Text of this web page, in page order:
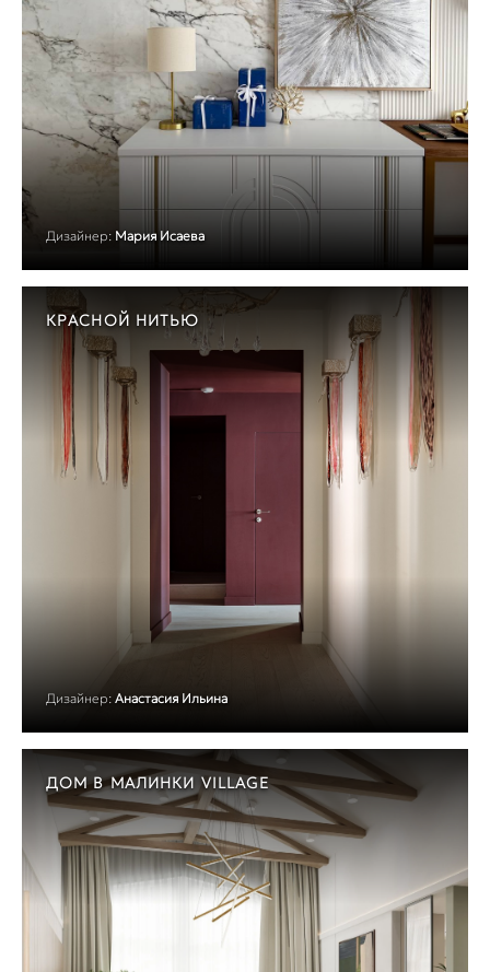
Дизайнер: Мария Исаева
КРАСНОЙ НИТЬЮ
Дизайнер: Анастасия Ильина
ДОМ В МАЛИНКИ VILLAGE